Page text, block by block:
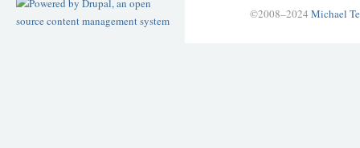
©2008–2024 Michael